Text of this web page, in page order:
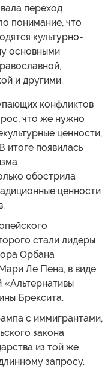
переход
понимание, что
культурно-
основными
и другими.
конфликтов
что же нужно
ценности,
итоге появилась
обострила
ценности
стали лидеры
Орбана
Ле Пена, в виде
Брексита.
с иммигрантами,
закона
из той же
запросу.